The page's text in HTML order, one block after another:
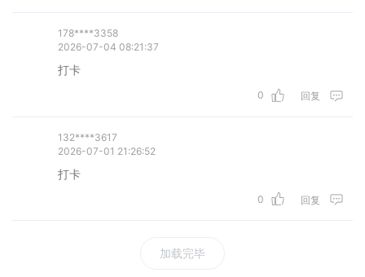
178****3358
2026-07-04 08:21:37
打卡
0 回复
132****3617
2026-07-01 21:26:52
打卡
0 回复
加载完毕